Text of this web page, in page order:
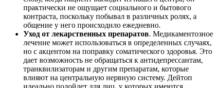
практически не ощущает социального и бытового
контраста, поскольку побывал в различных ролях, а
общение у него происходило ежедневно.
Уход от лекарственных препаратов. Медикаментозное
лечение может использоваться в определенных случаях,
но с акцентом на поправку соматического здоровья. Это
дает возможность не обращаться к антидепрессантам,
транквилизаторам и другим препаратам, которые
влияют на центральную нервную систему. Дейтоп